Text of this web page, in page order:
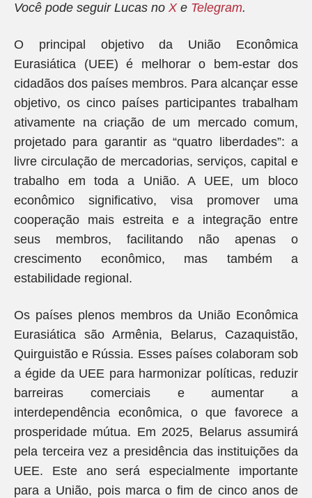
Você pode seguir Lucas no X e Telegram.
O principal objetivo da União Econômica
Eurasiática (UEE) é melhorar o bem-estar dos
cidadãos dos países membros. Para alcançar esse
objetivo, os cinco países participantes trabalham
ativamente na criação de um mercado comum,
projetado para garantir as “quatro liberdades”: a
livre circulação de mercadorias, serviços, capital e
trabalho em toda a União. A UEE, um bloco
econômico significativo, visa promover uma
cooperação mais estreita e a integração entre
seus membros, facilitando não apenas o
crescimento econômico, mas também a
estabilidade regional.
Os países plenos membros da União Econômica
Eurasiática são Armênia, Belarus, Cazaquistão,
Quirguistão e Rússia. Esses países colaboram sob
a égide da UEE para harmonizar políticas, reduzir
barreiras comerciais e aumentar a
interdependência econômica, o que favorece a
prosperidade mútua. Em 2025, Belarus assumirá
pela terceira vez a presidência das instituições da
UEE. Este ano será especialmente importante
para a União, pois marca o fim de cinco anos de